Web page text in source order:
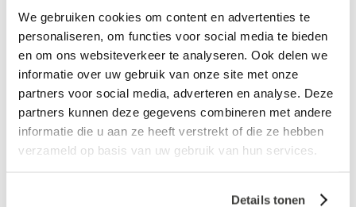
We gebruiken cookies om content en advertenties te
personaliseren, om functies voor social media te bieden
en om ons websiteverkeer te analyseren. Ook delen we
informatie over uw gebruik van onze site met onze
partners voor social media, adverteren en analyse. Deze
partners kunnen deze gegevens combineren met andere
informatie die u aan ze heeft verstrekt of die ze hebben
verzameld op basis van uw gebruik van hun services.
Details tonen
Laagste prijsin Nederland én België!
Vrijblijvend adviesdoor onze professionals
Bezorgd op werkdagen binnen 48 uur
Klanten beoordelen ons met een5/5! ⭐⭐⭐⭐⭐